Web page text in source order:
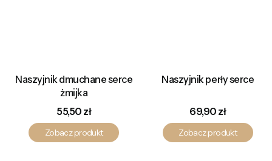
Naszyjnik dmuchane serce
żmijka
Cena
55,50 zł
Zobacz produkt
Naszyjnik perły serce
Cena
69,90 zł
Zobacz produkt